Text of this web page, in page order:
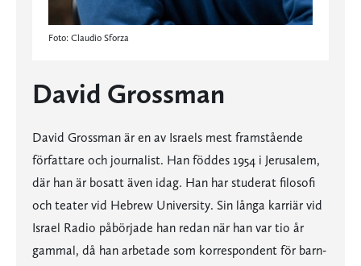
Foto: Claudio Sforza
David Grossman
David Grossman är en av Israels mest framstående
författare och journalist. Han föddes 1954 i Jerusalem,
där han är bosatt även idag. Han har studerat filosofi
och teater vid Hebrew University. Sin långa karriär vid
Israel Radio påbörjade han redan när han var tio år
gammal, då han arbetade som korrespondent för barn-